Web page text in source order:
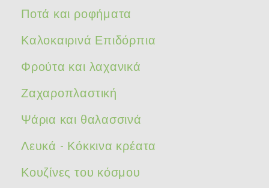
Ποτά και ροφήματα
Καλοκαιρινά Επιδόρπια
Φρούτα και λαχανικά
Ζαχαροπλαστική
Ψάρια και θαλασσινά
Λευκά - Κόκκινα κρέατα
Κουζίνες του κόσμου